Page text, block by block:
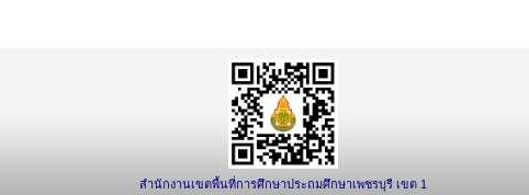
สำนักงานเขตพื้นที่การศึกษาประถมศึกษาเพชรบุรี เขต 1